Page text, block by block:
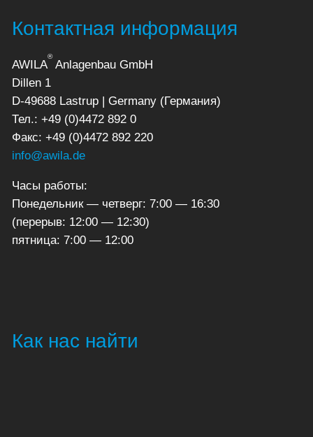
Контактная информация
AWILA
®
Anlagenbau GmbH
Dillen 1
D-49688 Lastrup | Germany (Германия)
Тел.: +49 (0)4472 892 0
Факс: +49 (0)4472 892 220
info@awila.de
Часы работы:
Понедельник — четверг: 7:00 — 16:30
(перерыв: 12:00 — 12:30)
пятница: 7:00 — 12:00
Как нас найти